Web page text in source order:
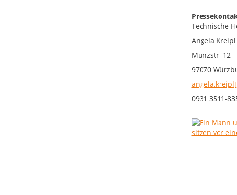
Technische
Angela Kreipl
Münzstr. 12
97070
0931 3511-